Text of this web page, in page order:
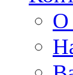
О